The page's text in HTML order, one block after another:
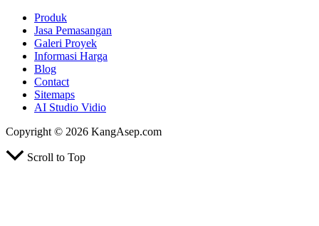
Produk
Jasa Pemasangan
Galeri Proyek
Informasi Harga
Blog
Contact
Sitemaps
AI Studio Vidio
Copyright © 2026 KangAsep.com
Scroll to Top